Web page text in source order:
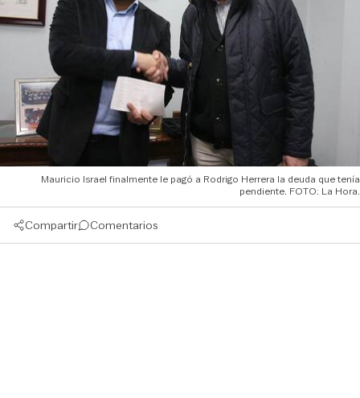
Mauricio Israel finalmente le pagó a Rodrigo Herrera la deuda que tenía
pendiente. FOTO: La Hora.
Compartir Comentarios